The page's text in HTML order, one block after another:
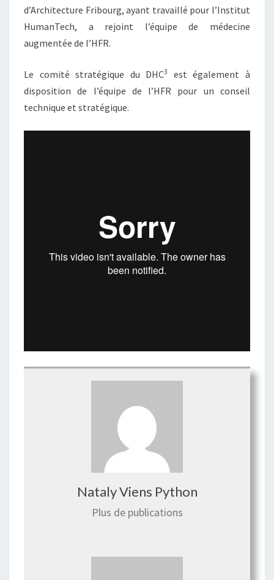
d’Architecture Fribourg, ayant travaillé pour l’Institut
HumanTech, a rejoint l’équipe de médecine
augmentée de l’HFR.
Le comité stratégique du DHC3
est également à
disposition de l’équipe de l’HFR pour un conseil
technique et stratégique.
Nataly Viens Python
Plus de publications